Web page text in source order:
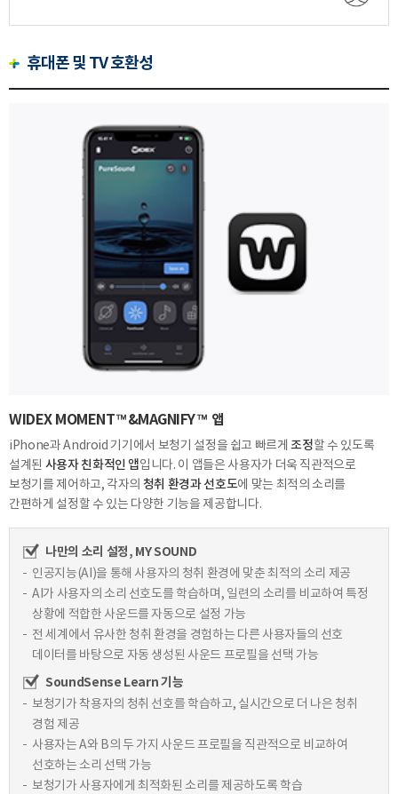
휴대폰 및 TV 호환성
WIDEX MOMENT™&MAGNIFY™ 앱
iPhone과 Android 기기에서 보청기 설정을 쉽고 빠르게조정할 수 있도록
설계된 사용자 친화적인 앱입니다. 이 앱들은 사용자가 더욱 직관적으로
보청기를 제어하고, 각자의 청취 환경과 선호도에 맞는 최적의 소리를
간편하게 설정할 수 있는 다양한 기능을 제공합니다.
나만의 소리 설정, MY SOUND
인공지능(AI)을 통해 사용자의 청취 환경에 맞춘 최적의 소리 제공
AI가 사용자의 소리 선호도를 학습하며, 일련의 소리를 비교하여 특정
상황에 적합한 사운드를 자동으로 설정 가능
전 세계에서 유사한 청취 환경을 경험하는 다른 사용자들의 선호
데이터를 바탕으로 자동 생성된 사운드 프로필을 선택 가능
SoundSense Learn 기능
보청기가 착용자의 청취 선호를 학습하고, 실시간으로 더 나은 청취
경험 제공
사용자는 A와 B의 두 가지 사운드 프로필을 직관적으로 비교하여
선호하는 소리 선택 가능
보청기가 사용자에게 최적화된 소리를 제공하도록 학습